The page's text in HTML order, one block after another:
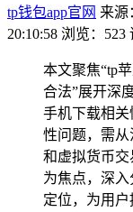
tp钱包app官网 来源
20:10:58 浏览：523
本文聚焦“tp
合法”展开深
手机下载相
性问题，需
和虚拟货币
为焦点，深
定位，为用